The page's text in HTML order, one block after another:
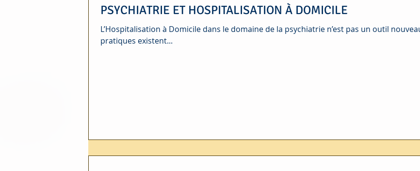
PSYCHIATRIE ET HOSPITALISATION À DOMICILE
L’Hospitalisation à Domicile dans le domaine de la psychiatrie n’est pas un outil
pratiques existent...